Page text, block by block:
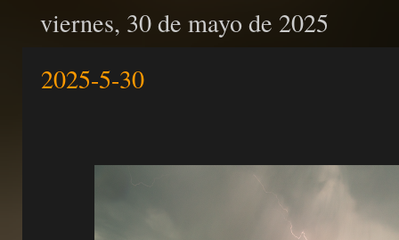
viernes, 30 de mayo de 2025
2025-5-30